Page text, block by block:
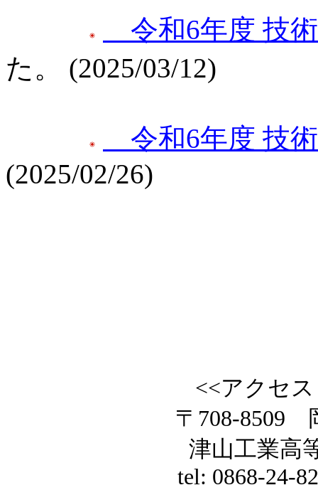
令和6年度 技
た。 (2025/03/12)
令和6年度 技
(2025/02/26)
<<アクセ
〒708-8509
津山工業高
tel: 0868-24-